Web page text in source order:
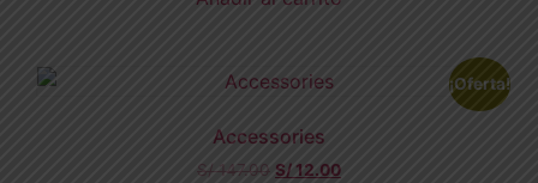
¡Oferta!
Accessories
S/147.00 S/12.00